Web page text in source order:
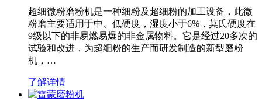
超细微粉磨粉机是一种细粉及超细粉的加工设备，此微
粉磨主要适用于中、低硬度，湿度小于6%，莫氏硬度在
9级以下的非易燃易爆的非金属物料。它是经过20多次的
试验和改进，为超细粉的生产而研发制造的新型磨粉
机，…
了解详情